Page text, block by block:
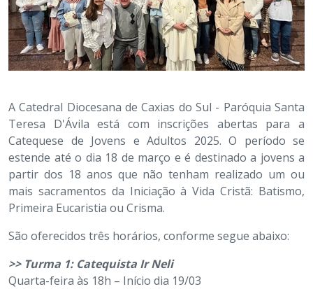
A Catedral Diocesana de Caxias do Sul - Paróquia Santa
Teresa D'Ávila está com inscrições abertas para a
Catequese de Jovens e Adultos 2025. O período se
estende até o dia 18 de março e é destinado a jovens a
partir dos 18 anos que não tenham realizado um ou
mais sacramentos da Iniciação à Vida Cristã: Batismo,
Primeira Eucaristia ou Crisma.
São oferecidos três horários, conforme segue abaixo:
>> Turma 1: Catequista Ir Neli
Quarta-feira às 18h – Início dia 19/03